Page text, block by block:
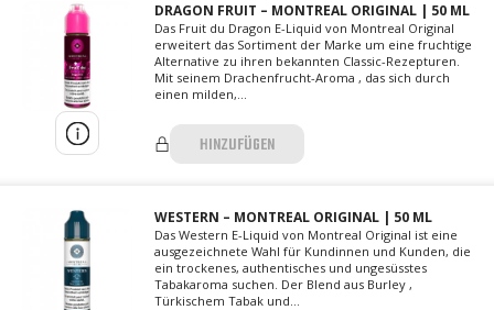
DRAGON FRUIT – MONTREAL ORIGINAL | 50 ML
Das Fruit du Dragon E-Liquid von Montreal Original
erweitert das Sortiment der Marke um eine fruchtige
Alternative zu ihren bekannten Classic-Rezepturen.
Mit seinem Drachenfrucht-Aroma , das sich durch
einen milden,...
HINZUFÜGEN
WESTERN – MONTREAL ORIGINAL | 50 ML
Das Western E-Liquid von Montreal Original ist eine
ausgezeichnete Wahl für Kundinnen und Kunden, die
ein trockenes, authentisches und ungesüsstes
Tabakaroma suchen. Der Blend aus Burley ,
Türkischem Tabak und...